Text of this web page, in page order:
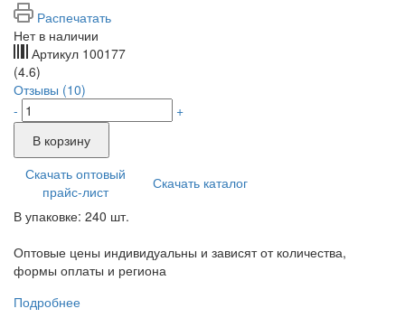
Распечатать
Нет в наличии
Артикул 100177
(4.6)
Отзывы (10)
-
+
В корзину
Скачать оптовый
прайс-лист
Скачать каталог
В упаковке: 240 шт.
Оптовые цены индивидуальны и зависят от количества,
формы оплаты и региона
Подробнее